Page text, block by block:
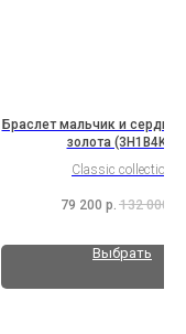
Браслет мальчик и сердце
золота (3H1B4K2)
Classic collection
79 200 р. 132 000
Выбрать